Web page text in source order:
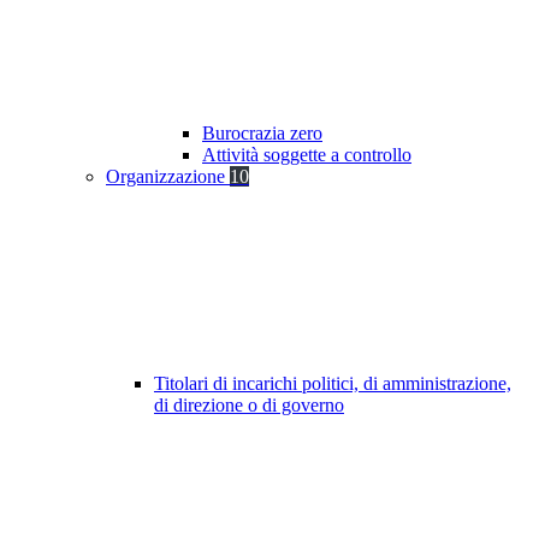
Burocrazia zero
Attività soggette a controllo
Organizzazione 10
Titolari di incarichi politici, di amministrazione,
di direzione o di governo